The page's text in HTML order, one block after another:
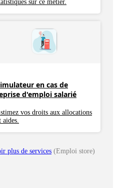
sur ce métier.
en cas de
d'emploi salarié
vos droits aux allocations
aides.
plus de services (Emploi store)